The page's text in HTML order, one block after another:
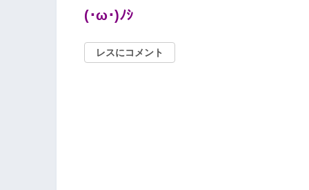
(･ω･)ﾉｼ
レスにコメント